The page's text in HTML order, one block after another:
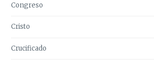
Congreso
Cristo
Crucificado